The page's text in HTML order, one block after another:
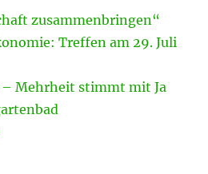
zusammenbringen“
Treffen am 29. Juli
Mehrheit stimmt mit Ja